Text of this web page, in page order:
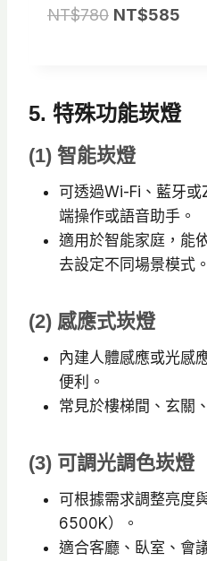
9
2
0
NT$780 原
：
T
$
7
8
0
NT$585目
：
$
5
8
5
5. 特殊功能崁燈
(1) 智能崁燈
可透過Wi-Fi、藍牙
端操作或語音助手。
適用於智能家庭，能
去設定不同場景模式。
(2) 感應式崁燈
內建人體感應或光感
便利。
常見於樓梯間、玄關
(3) 可調光調色崁燈
可根據需求調整亮度
6500K）。
適合客廳、臥室、會